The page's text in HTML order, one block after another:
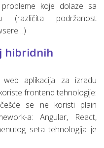
koje dolaze sa
(različita podržanost
hibridnih
aplikacija za izradu
frontend tehnologije:
se ne koristi plain
a: Angular, React,
seta tehnologija je